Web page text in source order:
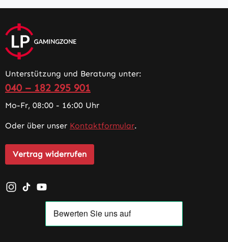
Unterstützung und Beratung unter:
040 – 182 295 901
Mo-Fr, 08:00 - 16:00 Uhr
Oder über unser Kontaktformular.
Vertrag widerrufen
Schau auf Instagram vorbei – öffnet in neuem Tab
Sieh dir unsere TikTok-Videos an – öffnet in neuem
Sieh dir unsere Videos auf YouTube an – öffnet